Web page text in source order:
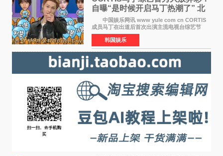
自曝“是时候开启马丁热潮了” 北
美巡演火热进行中
中国娱乐网讯 www yule com cn CORTIS
成员马丁在出道后首次出演主流电视台综艺节
目，展现了多才多艺的魅力。 马丁出演了5日
播出的MBC《Radio Star》Fashion与Passion
之间，I&lsquo;m
韩国娱乐